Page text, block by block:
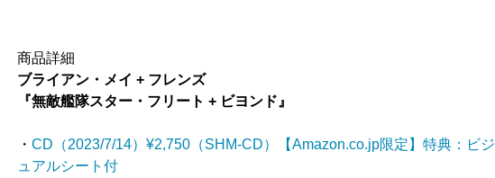
商品詳細
ブライアン・メイ + フレンズ
『無敵艦隊スター・フリート + ビヨンド』
・CD（2023/7/14）¥2,750（SHM-CD）【Amazon.co.jp限定】特典：ビジ
ュアルシート付